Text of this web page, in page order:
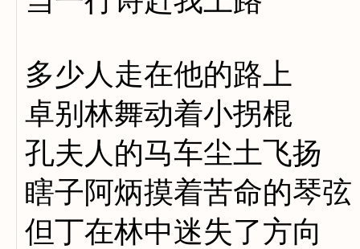
多少人走在他的路上
卓别林舞动着小拐棍
孔夫人的马车尘土飞扬
瞎子阿炳摸着苦命的琴弦
但丁在林中迷失了方向